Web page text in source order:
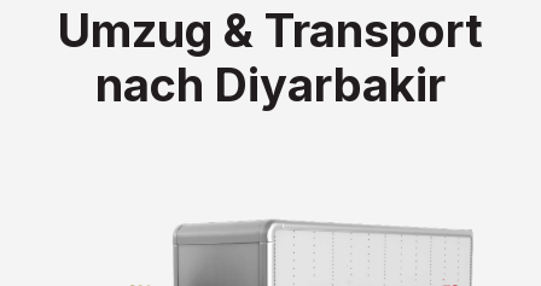
Umzug & Transport
nach Diyarbakir